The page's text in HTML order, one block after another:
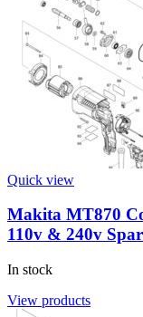
Quick view
Makita MT870
110v & 240v
In stock
View products